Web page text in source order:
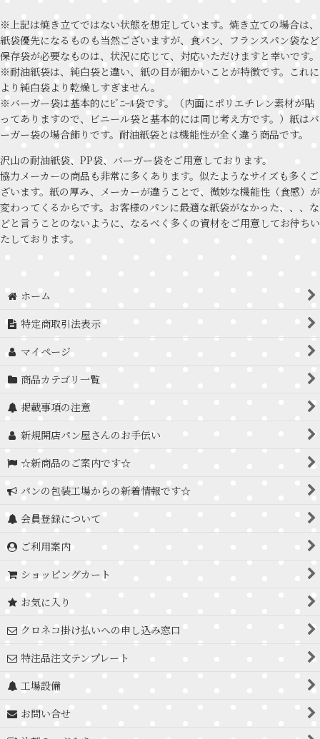
※上記は焼き立てではない状態を想定しています。焼き立ての場合は、
紙袋優先になるものも当然ございますが、食パン、フランスパン袋など
保存袋が必要なものは、状況に応じて、対応いただけますと幸いです。
※耐油紙袋は、純白袋と違い、紙の目が細かいことが特徴です。これに
より純白袋より乾燥しすぎません。
※バーガー袋は基本的にﾋﾞﾆｰﾙ袋です。（内面にポリエチレン素材が貼
ってありますので、ビニール袋と基本的には同じ考え方です。）紙はバ
ーガー袋の場合飾りです。耐油紙袋とは機能性が全く違う商品です。
沢山の耐油紙袋、PP袋、バーガー袋をご用意しております。
協力メーカーの商品も非常に多くあります。似たようなサイズも多くご
ざいます。紙の厚み、メーカーが違うことで、微妙な機能性（食感）が
変わってくるからです。お客様のパンに最適な紙袋がなかった、、、な
どと言うことのないように、なるべく多くの資材をご用意してお待ちい
たしております。
ホーム
特定商取引法表示
マイページ
商品カテゴリ一覧
掲載事項の注意
新規開店パン屋さんのお手伝い
☆新商品のご案内です☆
パンの包装工場からの新着情報です☆
会員登録について
ご利用案内
ショッピングカート
お気に入り
クロネコ掛け払いへの申し込み窓口
特注品注文テンプレート
工場設備
お問い合せ